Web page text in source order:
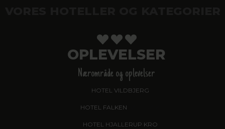
OPLEVELSER
Nærområde og oplevelser
HOTEL VILDBJERG
HOTEL FALKEN
HOTEL HJALLERUP KRO